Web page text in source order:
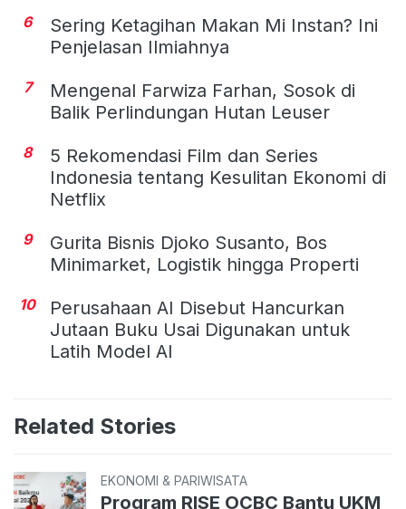
6
Sering Ketagihan Makan Mi Instan? Ini
Penjelasan Ilmiahnya
7
Mengenal Farwiza Farhan, Sosok di
Balik Perlindungan Hutan Leuser
8
5 Rekomendasi Film dan Series
Indonesia tentang Kesulitan Ekonomi di
Netflix
9
Gurita Bisnis Djoko Susanto, Bos
Minimarket, Logistik hingga Properti
10
Perusahaan AI Disebut Hancurkan
Jutaan Buku Usai Digunakan untuk
Latih Model AI
Related Stories
EKONOMI & PARIWISATA
Program RISE OCBC Bantu UKM